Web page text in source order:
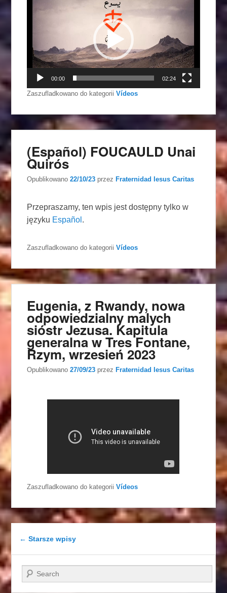
video
00:00 02:24
Zaszufladkowano do kategorii Vídeos
(Español) FOUCAULD Unai
Quirós
Opublikowano22/10/23 przez Fraternidad Iesus Caritas
Przepraszamy, ten wpis jest dostępny tylko w
języku Español .
Zaszufladkowano do kategorii Vídeos
Eugenia, z Rwandy, nowa
odpowiedzialny malych
sióstr Jezusa. Kapitula
generalna w Tres Fontane,
Rzym, wrzesień 2023
Opublikowano27/09/23 przezFraternidad Iesus Caritas
Zaszufladkowano do kategorii Vídeos
Nawigacja wpisu
← Starsze wpisy
Szukaj